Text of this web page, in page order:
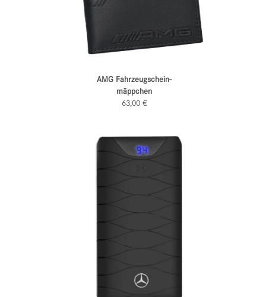
AMG Fahrzeugschein-
mäppchen
63,00 €